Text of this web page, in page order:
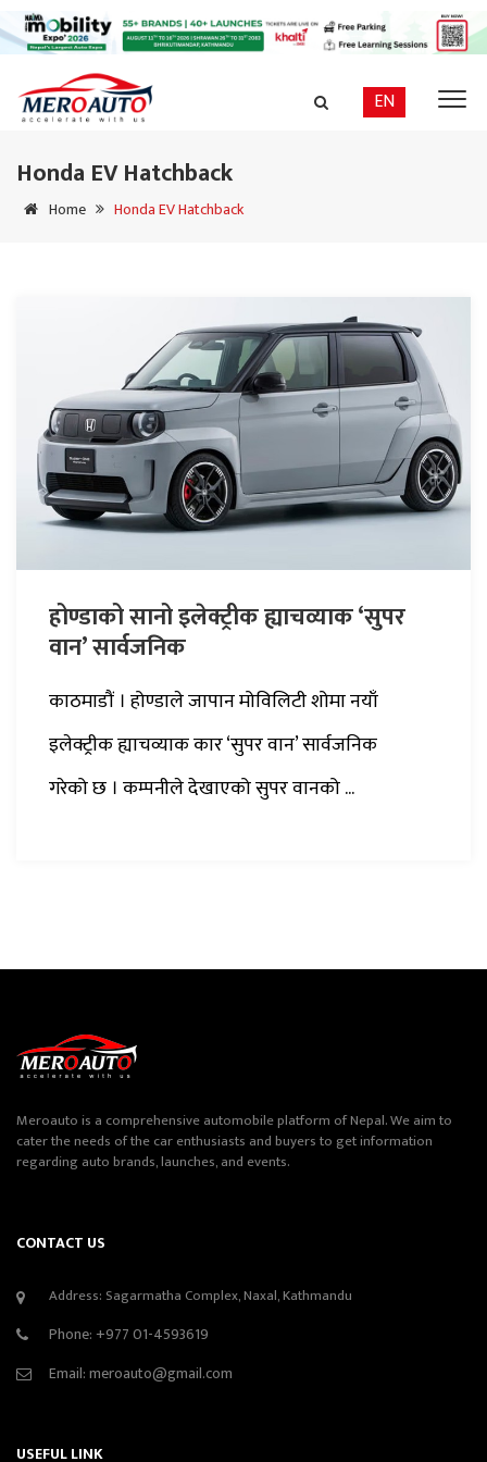
EN
Honda EV Hatchback
Home Honda EV Hatchback
होण्डाको सानो इलेक्ट्रीक ह्याचव्याक ‘सुपर
वान’ सार्वजनिक
काठमाडौं । होण्डाले जापान मोविलिटी शोमा नयाँ
इलेक्ट्रीक ह्याचव्याक कार ‘सुपर वान’ सार्वजनिक
गरेको छ । कम्पनीले देखाएको सुपर वानको ...
Meroauto is a comprehensive automobile platform of Nepal. We aim to
cater the needs of the car enthusiasts and buyers to get information
regarding auto brands, launches, and events.
CONTACT US
Address: Sagarmatha Complex, Naxal, Kathmandu
Phone: +977 01-4593619
Email:meroauto@gmail.com
USEFUL LINK